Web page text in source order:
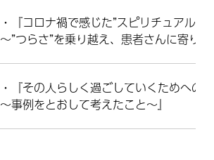
・『コロナ禍で感じた”スピリチュアル・
～”つらさ”を乗り越え、患者さんに寄り
・『その人らしく過ごしていくためへの
～事例をとおして考えたこと～』